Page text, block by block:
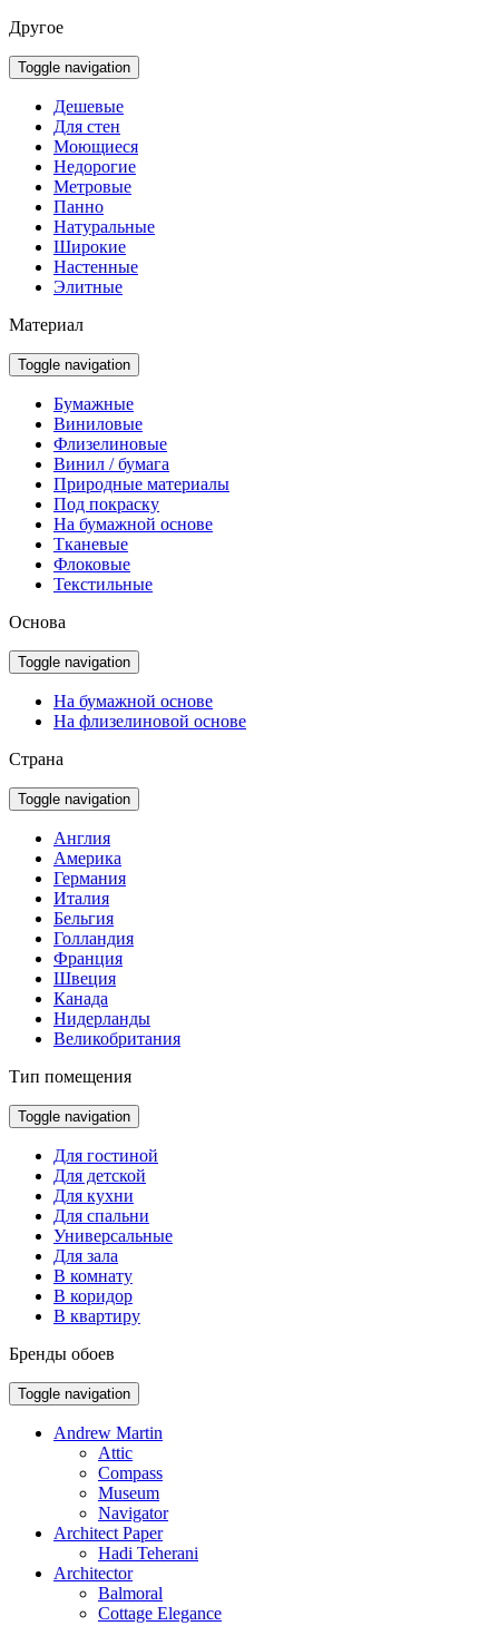
Другое
Toggle navigation
Дешевые
Для стен
Моющиеся
Недорогие
Метровые
Панно
Натуральные
Широкие
Настенные
Элитные
Материал
Toggle navigation
Бумажные
Виниловые
Флизелиновые
Винил / бумага
Природные материалы
Под покраску
На бумажной основе
Тканевые
Флоковые
Текстильные
Основа
Toggle navigation
На бумажной основе
На флизелиновой основе
Страна
Toggle navigation
Англия
Америка
Германия
Италия
Бельгия
Голландия
Франция
Швеция
Канада
Нидерланды
Великобритания
Тип помещения
Toggle navigation
Для гостиной
Для детской
Для кухни
Для спальни
Универсальные
Для зала
В комнату
В коридор
В квартиру
Бренды обоев
Toggle navigation
Andrew Martin
Attic
Compass
Museum
Navigator
Architect Paper
Hadi Teherani
Architector
Balmoral
Cottage Elegance